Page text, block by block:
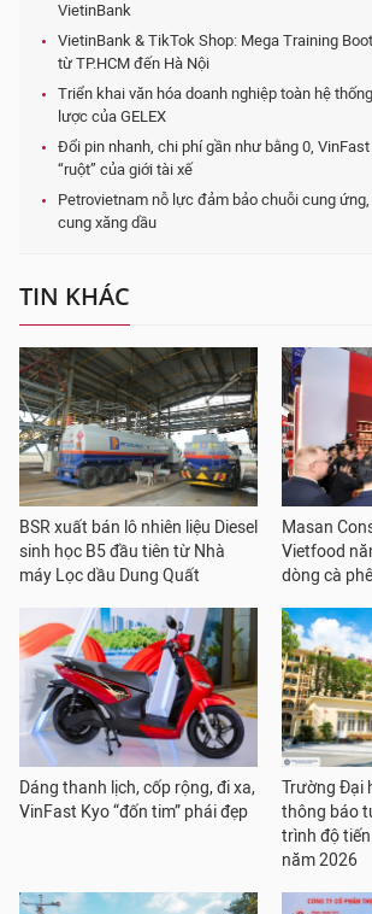
VietinBank
VietinBank & TikTok Shop: Mega Training
từ TP.HCM đến Hà Nội
Triển khai văn hóa doanh nghiệp toàn hệ
lược của GELEX
Đổi pin nhanh, chi phí gần như bằng 0,
“ruột” của giới tài xế
Petrovietnam nỗ lực đảm bảo chuỗi cung
cung xăng dầu
TIN KHÁC
BSR xuất bán lô nhiên liệu Diesel
sinh học B5 đầu tiên từ Nhà
máy Lọc dầu Dung Quất
Masan
Vietfood
dòng cà
Dáng thanh lịch, cốp rộng, đi xa,
VinFast Kyo “đốn tim” phái đẹp
Trường Đại
thông báo
trình độ
năm 2026